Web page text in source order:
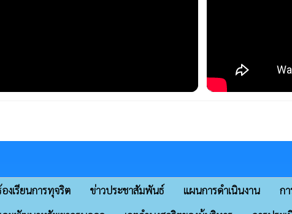
งเรียนการทุจริต ข่าวประชาสัมพันธ์ แผนการดำเนินงาน ก